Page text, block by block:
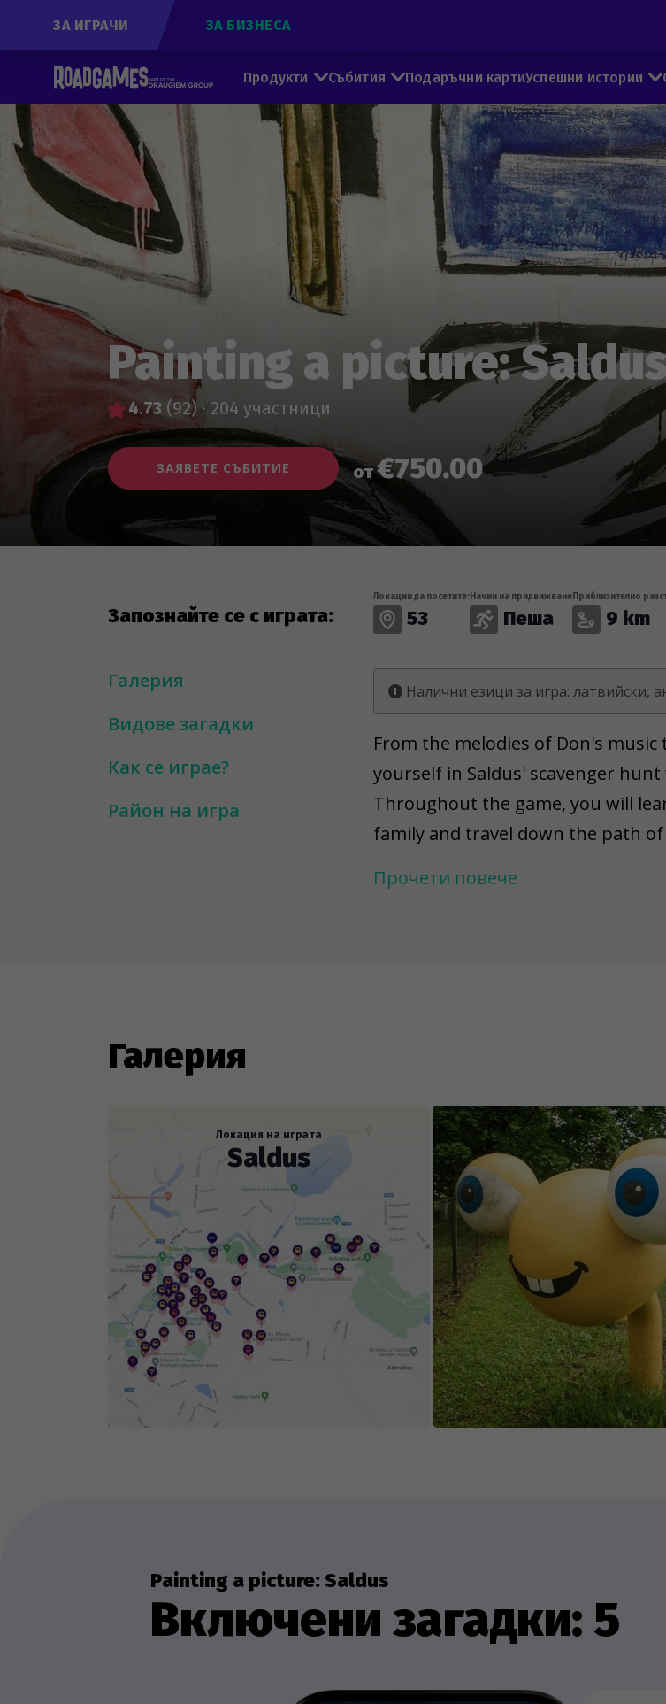
ЗА ИГРАЧИ ЗА БИЗНЕСА
Продукти Събития Подаръчни картиУспешни истории
Painting a picture:
4.73 (92)· 204 участници
ЗАЯВЕТЕ СЪБИТИЕ от€750.00
Запознайте се с играта:
Галерия
Видове загадки
Как се играе?
Район на игра
Локации да посетите:
53
Начин на придвижване
Пеша
Приблизително
9 km
Налични езици за игра: латвийски,
From the melodies of Don's
yourself in Saldus' scavenger
Throughout the game, you will
family and travel down the path
spectacular views of the Ciecere
to warn you that there might be
replaced, demolished, repainted,
objects are easily accessible and
fog).
The game's content is edited and
we appreciate everyone who
existing content.
Прочети повече
Галерия
Локация на играта
Saldus
Painting a picture: Saldus
Включени загадки: 5